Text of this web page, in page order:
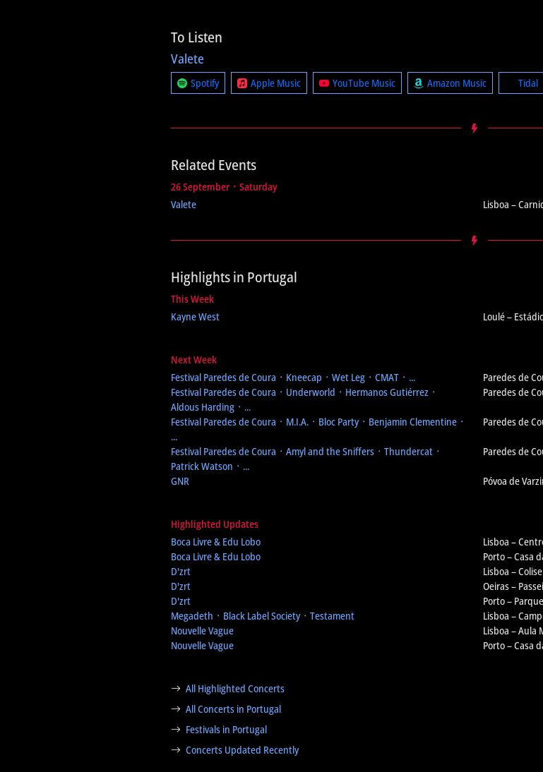
To Listen
Valete
Spotify Apple Music YouTube Music Amazon Music Tidal
Related Events
26 September ᛫ Saturday
Valete
Lisboa –
Highlights in Portugal
This Week
Kayne West
Loulé –
Next Week
Festival Paredes de Coura ᛫ Kneecap ᛫ Wet Leg ᛫ CMAT ᛫ ...
Paredes de
Festival Paredes de Coura ᛫ Underworld ᛫ Hermanos Gutiérrez ᛫
Aldous Harding ᛫ ...
Paredes de
Festival Paredes de Coura ᛫ M.I.A. ᛫ Bloc Party ᛫ Benjamin Clementine ᛫
...
Paredes de
Festival Paredes de Coura ᛫ Amyl and the Sniffers ᛫ Thundercat ᛫
Patrick Watson ᛫ ...
Paredes de
GNR Póvoa de
Highlighted Updates
Boca Livre & Edu Lobo
Lisboa –
Boca Livre & Edu Lobo
Porto – Casa
D'zrt
Lisboa –
D'zrt
Oeiras –
D'zrt
Porto –
Megadeth ᛫ Black Label Society ᛫ Testament
Lisboa –
Nouvelle Vague
Lisboa – Aula
Nouvelle Vague
Porto – Casa
All Highlighted Concerts
All Concerts in Portugal
Festivals in Portugal
Concerts Updated Recently